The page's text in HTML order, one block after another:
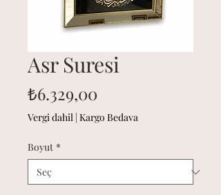
Asr Suresi
₺6.329,00
Vergi dahil Kargo Bedava
Boyut *